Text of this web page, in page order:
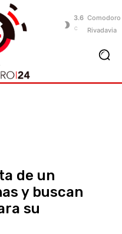
3.6
C
Comodoro
Rivadavia
de un
y buscan
su